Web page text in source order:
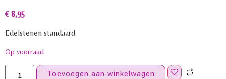
€ 8,95
Edelstenen standaard
Op voorraad
Toevoegen aan winkelwagen